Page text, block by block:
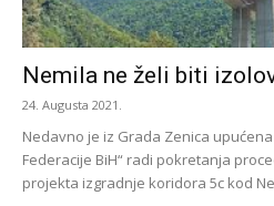
Nemila ne želi biti
24. Augusta 2021.
Nedavno je iz Grada Zenica upućena
Federacije BiH“ radi pokretanja
projekta izgradnje koridora 5c kod